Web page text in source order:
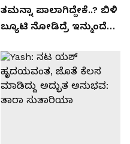
ತಮನ್ನಾ ಪಾಲಾಗಿದ್ದೇಕೆ..? ಬಿಳಿ
ಬ್ಯೂಟಿ ನೋಡಿದ್ರೆ ಇನ್ಮುಂದೆ